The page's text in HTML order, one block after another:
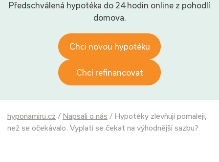
Přihlásit
Předschválená hypotéka do 24 hodin online z pohodlí
domova.
Chci novou hypotéku
Chci refinancovat
hyponamiru.cz / Napsali o nás / Hypotéky zlevňují pomaleji,
než se očekávalo. Vyplatí se čekat na výhodnější sazbu?